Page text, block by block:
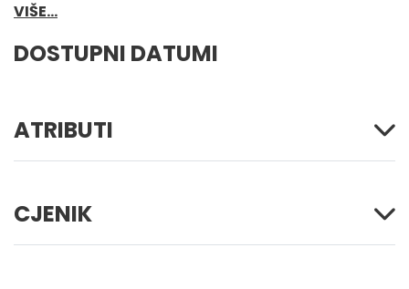
VIŠE...
DOSTUPNI DATUMI
ATRIBUTI
CJENIK